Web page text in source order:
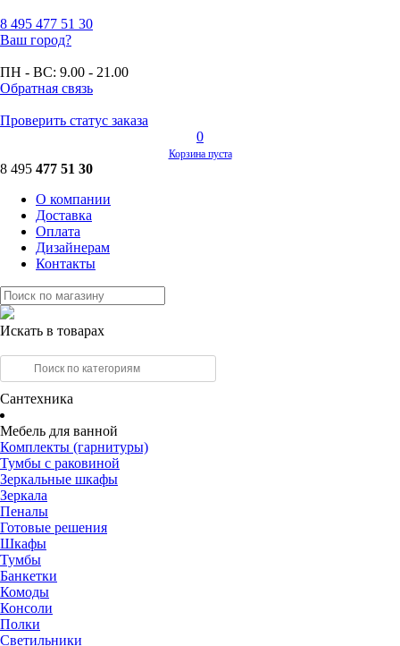
8 495 477 51 30
Ваш город?
ПН - ВС: 9.00 - 21.00
Обратная связь
Проверить статус заказа
0
Корзина пуста
8 495 477 51 30
О компании
Доставка
Оплата
Дизайнерам
Контакты
Искать в товарах
Сантехника
Мебель для ванной
Комплекты (гарнитуры)
Тумбы с раковиной
Зеркальные шкафы
Зеркала
Пеналы
Готовые решения
Шкафы
Тумбы
Банкетки
Комоды
Консоли
Полки
Светильники